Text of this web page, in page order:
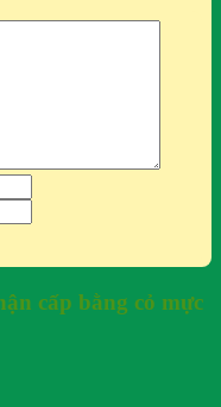
cấp bằng cỏ mực